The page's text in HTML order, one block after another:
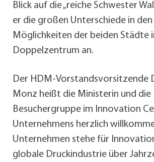
Blick auf die „reiche Schwester
er die großen Unterschiede in
Möglichkeiten der beiden Städte
Doppelzentrum an.
Der HDM-Vorstandsvorsitzende
Monz heißt die Ministerin und die
Besuchergruppe im Innovation
Unternehmens herzlich
Unternehmen stehe für
globale Druckindustrie über